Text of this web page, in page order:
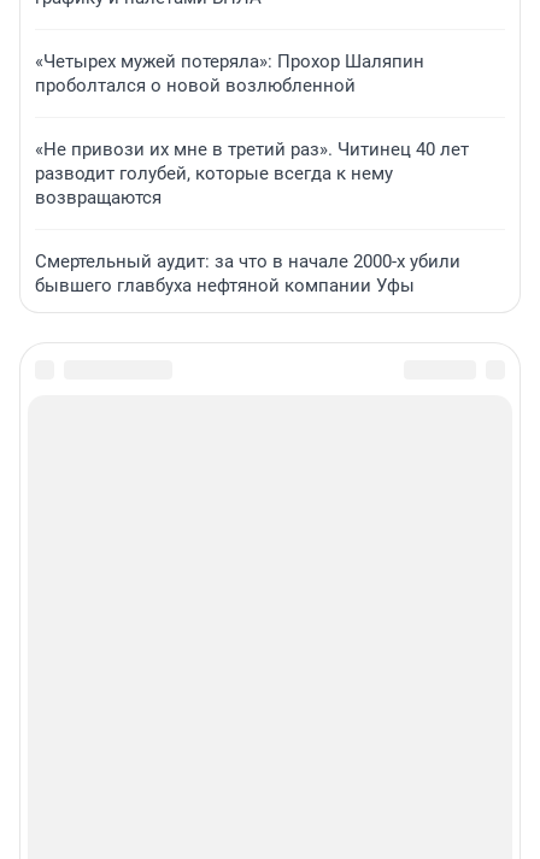
«Четырех мужей потеряла»: Прохор Шаляпин
проболтался о новой возлюбленной
«Не привози их мне в третий раз». Читинец 40 лет
разводит голубей, которые всегда к нему
возвращаются
Смертельный аудит: за что в начале 2000-х убили
бывшего главбуха нефтяной компании Уфы